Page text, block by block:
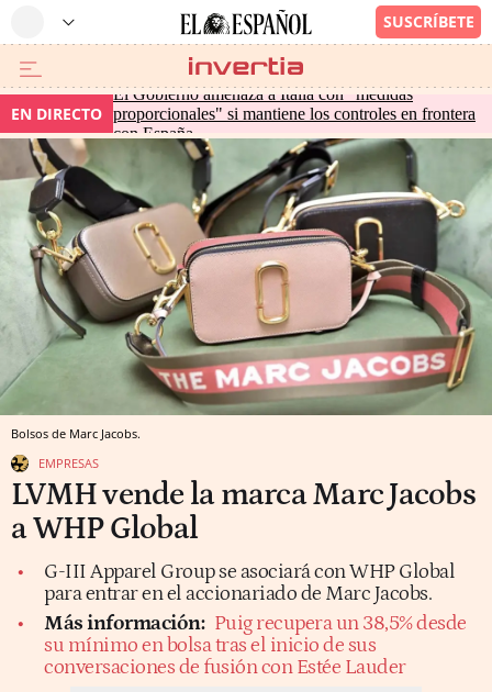
EN DIRECTO
El Gobierno amenaza a Italia con "medidas
proporcionales" si mantiene los controles en frontera
con España
Bolsos de Marc Jacobs.
EMPRESAS
LVMH vende la marca Marc Jacobs
a WHP Global
G-III Apparel Group se asociará con WHP Global
para entrar en el accionariado de Marc Jacobs.
Más información: Puig recupera un 38,5% desde
su mínimo en bolsa tras el inicio de sus
conversaciones de fusión con Estée Lauder